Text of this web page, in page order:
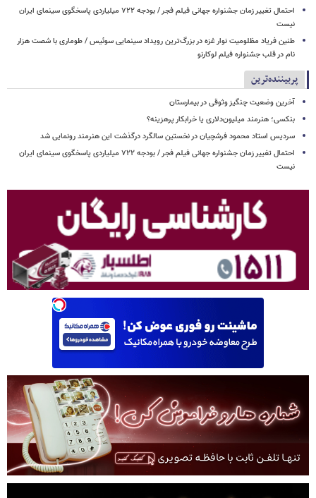
احتمال تغییر زمان جشنواره جهانی فیلم فجر / بودجه ۷۲۲ میلیاردی پاسخگوی سینمای ایران
نیست
طنین فریاد مظلومیت نوار غزه در بزرگ‌ترین رویداد سینمایی سوئیس / طوماری با شصت هزار
نام در قلب جشنواره فیلم لوکارنو
پربیننده‌ترین
آخرین وضعیت چنگیز وثوقی در بیمارستان
بنکسی؛ هنرمند میلیون‌دلاری یا خرابکار پرهزینه؟
سردیس استاد محمود فرشچیان در نخستین سالگرد درگذشت این هنرمند رونمایی شد
احتمال تغییر زمان جشنواره جهانی فیلم فجر / بودجه ۷۲۲ میلیاردی پاسخگوی سینمای ایران
نیست